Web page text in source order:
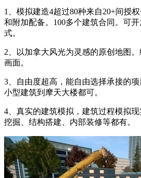
1、模拟建造4超过80种来自20+间授
和附加配备。100多个建筑合同。可
式。
2、以加拿大风光为灵感的原创地图
画面。
3、自由度超高，能自由选择承接的项
小型建筑到摩天大楼都可。
4、真实的建筑模拟，建筑过程模拟
挖掘、结构搭建、内部装修等都有。